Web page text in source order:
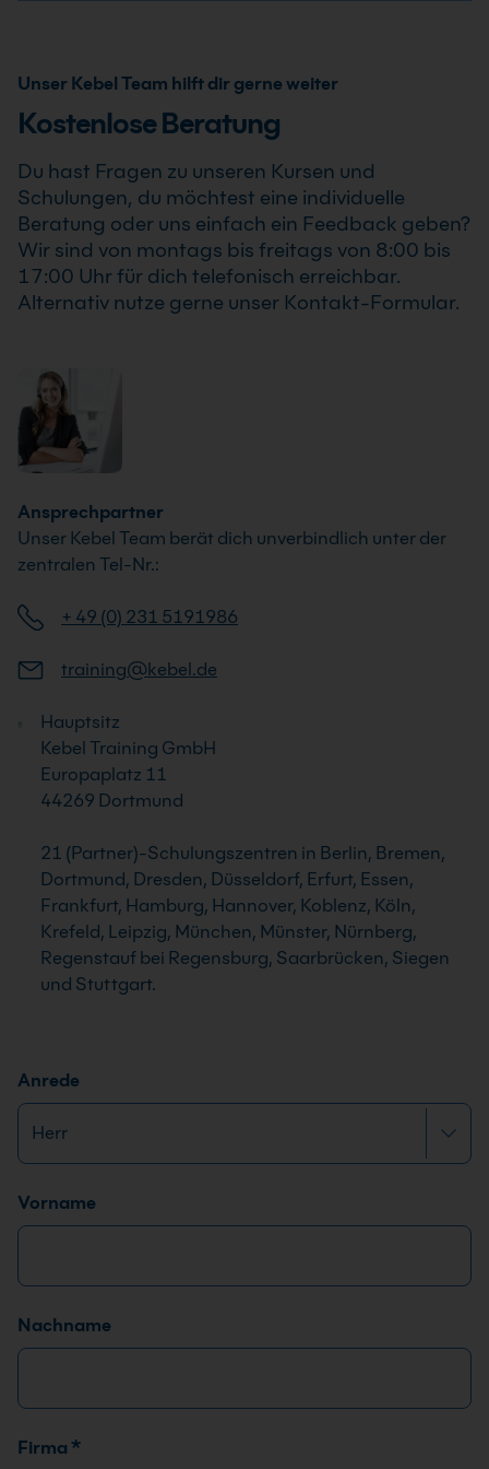
auch bereits ab einem Teilnehmer statt, sodass Du
durchgeführt werden. Inhalte, Prozesse und
Schwerpunkte passen wir individuell an die
Unser Kebel Team hilft dir gerne weiter
Kostenlose Beratung
Du hast Fragen zu unseren Kursen und
Schulungen, du möchtest eine individuelle
Beratung oder uns einfach ein Feedback geben?
Wir sind von montags bis freitags von 8:00 bis
17:00 Uhr für dich telefonisch erreichbar.
Alternativ nutze gerne unser Kontakt-Formular.
Ansprechpartner
Unser Kebel Team berät dich unverbindlich unter der
zentralen Tel-Nr.:
+ 49 (0) 231 5191986
training@kebel.de
Hauptsitz
Kebel Training GmbH
Europaplatz 11
44269 Dortmund
21 (Partner)-Schulungszentren in Berlin, Bremen,
Dortmund, Dresden, Düsseldorf, Erfurt, Essen,
Frankfurt, Hamburg, Hannover, Koblenz, Köln,
Krefeld, Leipzig, München, Münster, Nürnberg,
Regenstauf bei Regensburg, Saarbrücken, Siegen
und Stuttgart.
Anrede
Name*
Vorname
Nachname
Firma *